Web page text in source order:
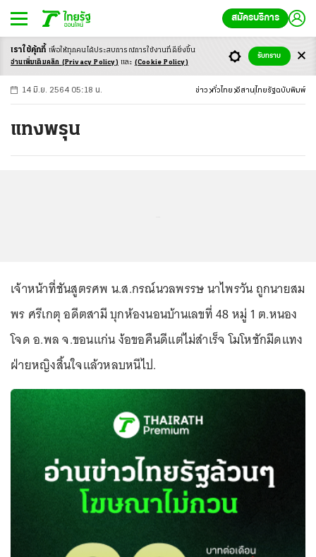
สมัครบริการ
-ก ก ก+
14 มิ.ย. 2564 05:18 น. ข่าว ทั่วไทย อีสาน ไทยรัฐฉบับพิมพ์
แทงพรุน
เจ้าหน้าที่ชันสูตรศพ น.ส.กรณ์นวลพรรษ นาไพรวัน ถูกนายสม
พร ศรีเกตุ อดีตสามี บุกห้องนอนบ้านเลขที่ 48 หมู่ 1 ต.หนอง
โจด อ.พล จ.ขอนแก่น ง้อขอคืนดีแต่ไม่สำเร็จ โมโหชักมีดแทง
ฝ่ายหญิงสิ้นใจแล้วหลบหนีไป.
เราใช้คุ้กกี้ เพื่อให้ทุกคนได้ประสบการณ์การใช้งานที่ดียิ่งขึ้น
อ่านเพิ่มเติมคลิก (Privacy Policy) และ (Cookie Policy)
รับทราบ